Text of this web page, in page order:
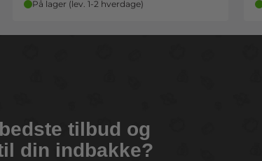
På lager (lev. 1-2 hverdage)
tilbud og
din indbakke?